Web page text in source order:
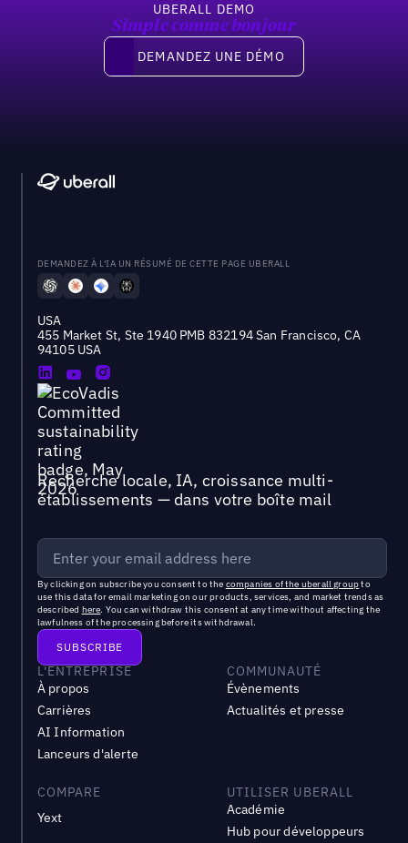
UBERALL DEMO
Simple comme bonjour
Demandez une démo
DEMANDEZ UNE DÉMO
DEMANDEZ À L'IA UN RÉSUMÉ DE CETTE PAGE UBERALL
USA
455 Market St, Ste 1940 PMB 832194 San Francisco, CA
94105 USA
Recherche locale, IA, croissance multi-
établissements — dans votre boîte mail
By clicking on subscribe you consent to the companies of the uberall groupto
use this data for email marketing on our products, services, and market trends as
described here. You can withdraw this consent at any time without affecting the
lawfulness of the processing before its withdrawal.
L'ENTREPRISE
À propos
Carrières
AI Information
Lanceurs d'alerte
COMMUNAUTÉ
Évènements
Actualités et presse
COMPARE
Yext
UTILISER UBERALL
Académie
Hub pour développeurs